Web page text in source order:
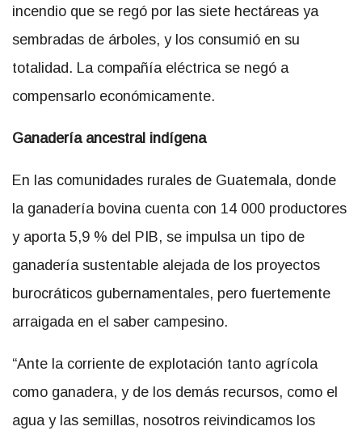
incendio que se regó por las siete hectáreas ya
sembradas de árboles, y los consumió en su
totalidad. La compañía eléctrica se negó a
compensarlo económicamente.
Ganadería ancestral indígena
En las comunidades rurales de Guatemala, donde
la ganadería bovina cuenta con 14 000 productores
y aporta 5,9 % del PIB, se impulsa un tipo de
ganadería sustentable alejada de los proyectos
burocráticos gubernamentales, pero fuertemente
arraigada en el saber campesino.
“Ante la corriente de explotación tanto agrícola
como ganadera, y de los demás recursos, como el
agua y las semillas, nosotros reivindicamos los